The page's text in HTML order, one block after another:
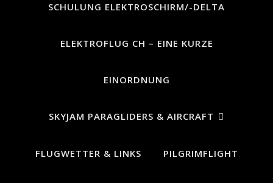
SCHULUNG ELEKTROSCHIRM/-DELTA
ELEKTROFLUG CH – EINE KURZE
EINORDNUNG
SKYJAM PARAGLIDERS & AIRCRAFT
FLUGWETTER & LINKS PILGRIMFLIGHT